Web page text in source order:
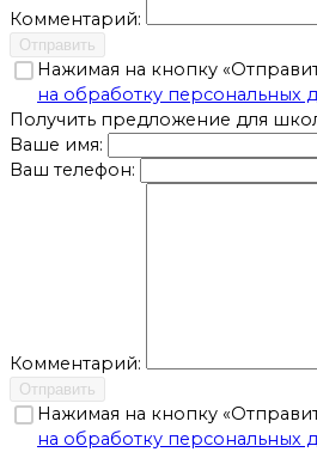
Комментарий:
Отправить
Нажимая на кнопку
на обработку персональных
Получить предложение для
Ваше имя:
Ваш телефон:
Комментарий:
Отправить
Нажимая на кнопку
на обработку персональных